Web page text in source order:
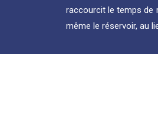
raccourcit le temps de
même le réservoir, au